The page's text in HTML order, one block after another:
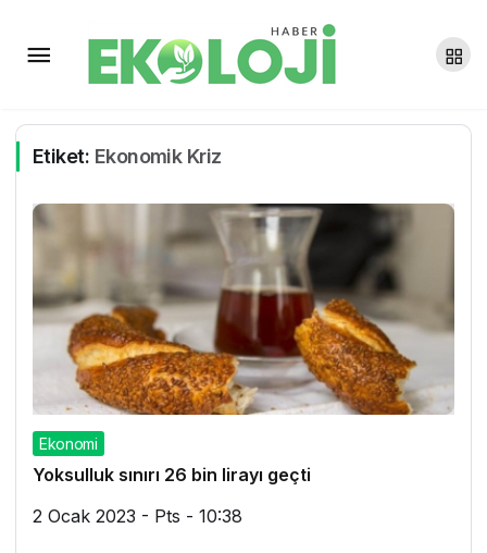
Etiket: Ekonomik Kriz
Ekonomi
Yoksulluk sınırı 26 bin lirayı geçti
2 Ocak 2023 - Pts - 10:38